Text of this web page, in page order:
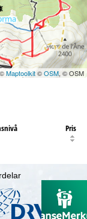
©Maptoolkit©OSM, © OSM
Pris